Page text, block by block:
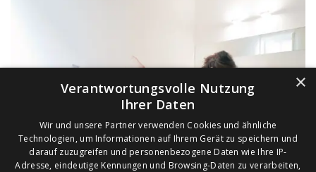
×
Verantwortungsvolle Nutzung
Ihrer Daten
Wir und unsere Partner verwenden Cookies und ähnliche
Technologien, um Informationen auf Ihrem Gerät zu speichern und
darauf zuzugreifen und personenbezogene Daten wie Ihre IP-
Adresse, eindeutige Kennungen und Browsing-Daten zu verarbeiten,